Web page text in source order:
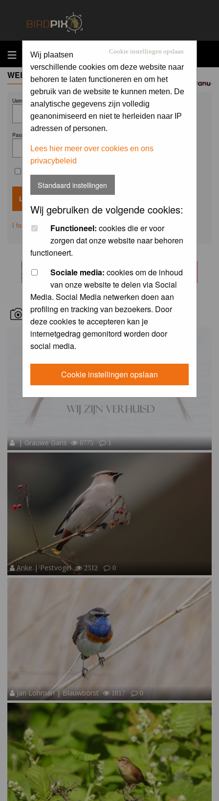
MENU
Sponsored by
Cookie instellingen opslaan
Wij plaatsen
verschillende cookies om deze website naar
behoren te laten functioneren en om het
gebruik van de website te kunnen meten. De
analytische gegevens zijn volledig
geanonimiseerd en niet te herleiden naar IP
adressen of personen.
Lees hier meer over cookies en ons
privacybeleid
Standaard instellingen
Wij gebruiken de volgende cookies:
Functioneel: cookies die er voor
zorgen dat onze website naar behoren
functioneert.
Sociale media: cookies om de inhoud
van onze website te delen via Social
Media. Social Media netwerken doen aan
profiling en tracking van bezoekers. Door
deze cookies te accepteren kan je
internetgedrag gemonitord worden door
social media.
Cookie instellingen opslaan
WELCOME GUEST
Username:
Password:
I forgot my password
RECENT BIRD PICS
| Grauwe Gans 8775 1
Anke | Pestvogel 2312 0
Jan Lohman | Blauwborst 1817 0